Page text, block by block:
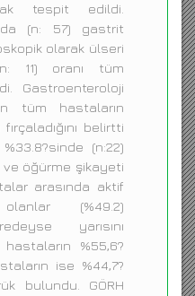
tespit edildi.
(n: 57) gastrit
olarak ülseri
11) oranı tüm
Gastroenteroloji
tüm hastaların
belirtti
(n:22)
ve öğürme şikayeti
arasında aktif
(%49.2)
yarısını
%55,6?
ise %44,7?
bulundu. GÖRH